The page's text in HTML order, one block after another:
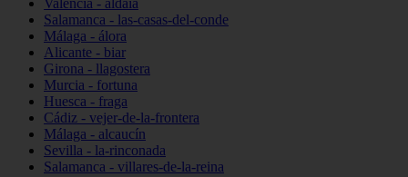
Valencia - aldaia
Salamanca - las-casas-del-conde
Málaga - álora
Alicante - biar
Girona - llagostera
Murcia - fortuna
Huesca - fraga
Cádiz - vejer-de-la-frontera
Málaga - alcaucín
Sevilla - la-rinconada
Salamanca - villares-de-la-reina